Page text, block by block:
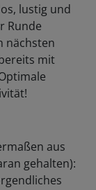
lustig und
Runde
nächsten
mit
aus
gehalten):